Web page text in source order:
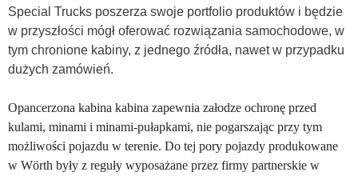
Special Trucks poszerza swoje portfolio produktów i będzie
w przyszłości mógł oferować rozwiązania samochodowe, w
tym chronione kabiny, z jednego źródła, nawet w przypadku
dużych zamówień.
Opancerzona kabina kabina zapewnia załodze ochronę przed
kulami, minami i minami-pułapkami, nie pogarszając przy tym
możliwości pojazdu w terenie. Do tej pory pojazdy produkowane
w Wörth były z reguły wyposażane przez firmy partnerskie w